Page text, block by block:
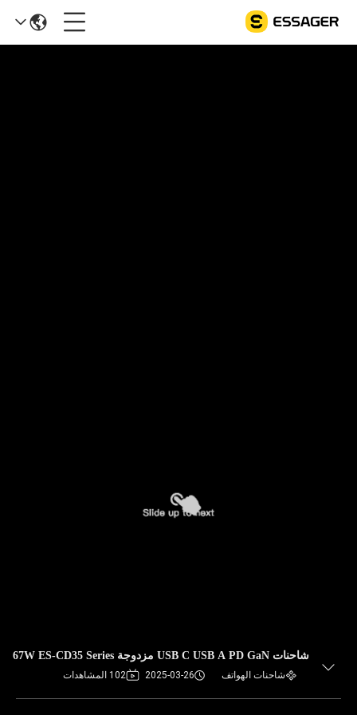
شاحنات USB C USB A PD GaN مزدوجة 67W ES-CD35 Series
شاحنات الهواتف 2025-03-26 102 المشاهدات